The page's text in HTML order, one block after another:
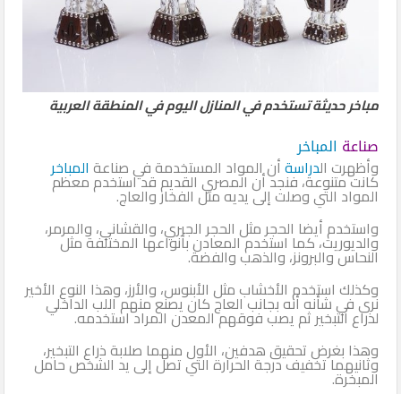
مباخر حديثة تستخدم في المنازل اليوم في المنطقة العربية
صناعة المباخر
وأظهرت الدراسةأن المواد المستخدمة في صناعة المباخر
كانت متنوعة، فنجد أن المصري القديم قد استخدم معظم
المواد التي وصلت إلى يديه مثل الفخار والعاج.
واستخدم أيضا الحجر مثل الحجر الجيري، والقشاني، والمرمر،
والديوريت، كما استخدم المعادن بأنواعها المختلفة مثل
النحاس والبرونز، والذهب والفضة.
وكذلك استخدم الأخشاب مثل الأبنوس، والأرز، وهذا النوع الأخير
نرى في شأنه أنه بجانب العاج كان يصنع منهم اللب الداخلي
لذراع التبخير ثم يصب فوقهم المعدن المراد استخدمه.
وهذا بغرض تحقيق هدفين، الأول منهما صلابة ذراع التبخير،
وثانيهما تخفيف درجة الحرارة التي تصل إلى يد الشخص حامل
المبخرة.